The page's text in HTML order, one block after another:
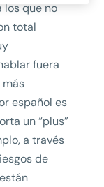
los que no
total
fuera
español es
un “plus”
a través
de